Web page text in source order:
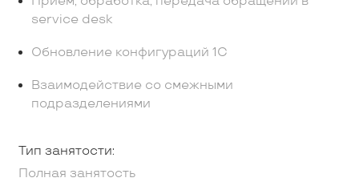
service desk
Обновление конфигураций 1С
Взаимодействие со смежными
подразделениями
Тип занятости:
Полная занятость